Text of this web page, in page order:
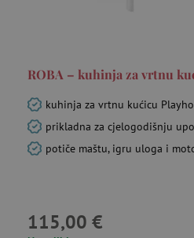
ROBA – kuhinja za vrtnu
kuhinja za vrtnu kućicu
prikladna za cjelogodišnju
potiče maštu, igru uloga i
115,00 €